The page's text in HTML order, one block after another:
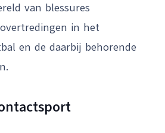
van blessures
in het
en de daarbij behorende